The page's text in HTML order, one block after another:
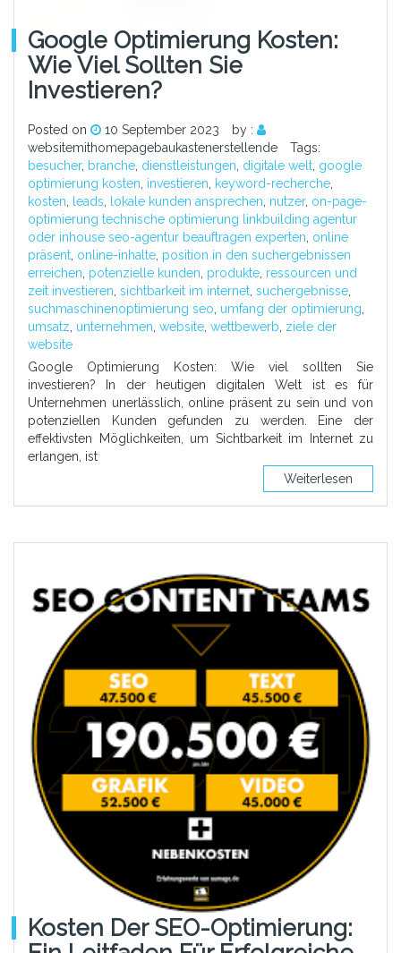
Google Optimierung Kosten:
Wie Viel Sollten Sie
Investieren?
Posted on 10 September 2023
by :
websitemithomepagebaukastenerstellende
Tags:
besucher, branche dienstleistungen digitale welt google
optimierung kosten investieren keyword-recherche
kosten
leads lokale kunden ansprechen nutzer, on-page-
optimierung technische optimierung linkbuilding agentur
oder inhouse seo-agentur beauftragen experten online
präsent online-inhalte position in den suchergebnissen
erreichen potenzielle kunden produkte ressourcen und
zeit investieren sichtbarkeit im internet suchergebnisse
suchmaschinenoptimierung seo umfang der optimierung
umsatz unternehmen website wettbewerb ziele der
website
Google Optimierung Kosten: Wie viel sollten Sie
investieren? In der heutigen digitalen Welt ist es für
Unternehmen unerlässlich, online präsent zu sein und von
potenziellen Kunden gefunden zu werden. Eine der
effektivsten Möglichkeiten, um Sichtbarkeit im Internet zu
erlangen, ist
Weiterlesen
Kosten Der SEO-Optimierung: